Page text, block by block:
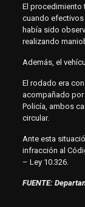
El procedimiento
cuando efectivos
había sido
realizando
Además, el
El rodado era
acompañado por
Policía, ambos
circular.
Ante esta
infracción al
– Ley 10.326.
FUENTE: